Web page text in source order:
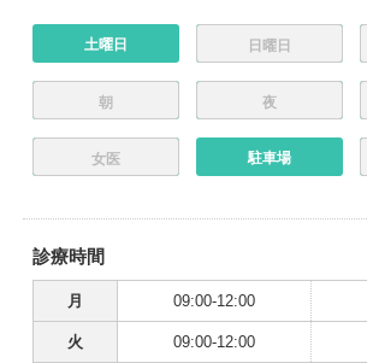
土曜日 日曜日
朝 夜
女医 駐車場
診療時間
月 09:00-12:00
火 09:00-12:00